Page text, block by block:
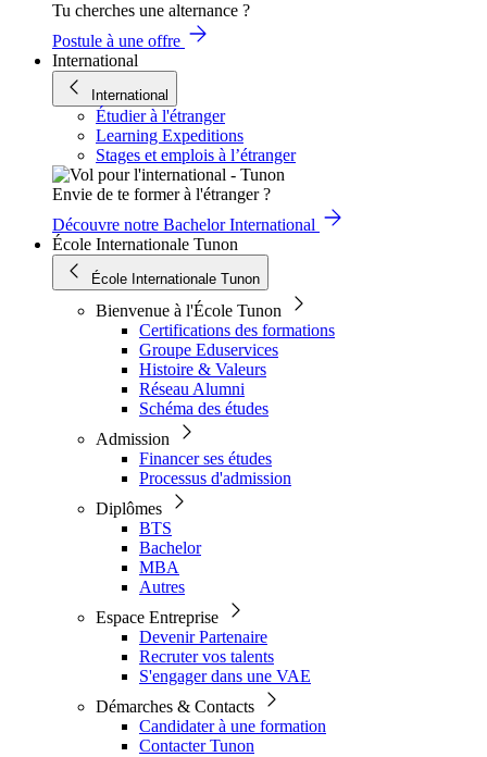
Tu cherches une alternance ?
Postule à une offre
International
International
Étudier à l'étranger
Learning Expeditions
Stages et emplois à l’étranger
Envie de te former à l'étranger ?
Découvre notre Bachelor International
École Internationale Tunon
École Internationale Tunon
Bienvenue à l'École Tunon
Certifications des formations
Groupe Eduservices
Histoire & Valeurs
Réseau Alumni
Schéma des études
Admission
Financer ses études
Processus d'admission
Diplômes
BTS
Bachelor
MBA
Autres
Espace Entreprise
Devenir Partenaire
Recruter vos talents
S'engager dans une VAE
Démarches & Contacts
Candidater à une formation
Contacter Tunon